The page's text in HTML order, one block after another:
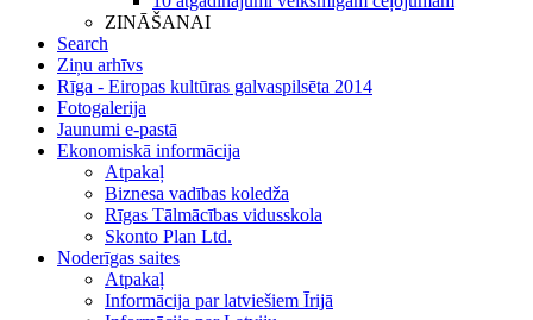
ZINĀŠANAI
Search
Ziņu arhīvs
Rīga - Eiropas kultūras galvaspilsēta 2014
Fotogalerija
Jaunumi e-pastā
Ekonomiskā informācija
Atpakaļ
Biznesa vadības koledža
Rīgas Tālmācības vidusskola
Skonto Plan Ltd.
Noderīgas saites
Atpakaļ
Informācija par latviešiem Īrijā